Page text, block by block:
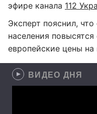
эфире канала 112
Эксперт пояснил,
населения
европейские цены на
ВИДЕО ДНЯ